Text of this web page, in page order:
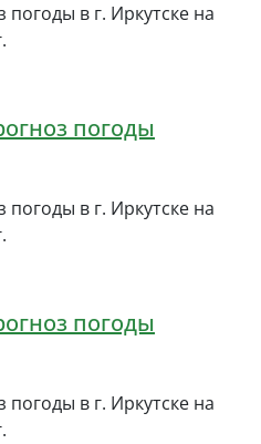
в г. Иркутске на
погоды
в г. Иркутске на
погоды
в г. Иркутске на